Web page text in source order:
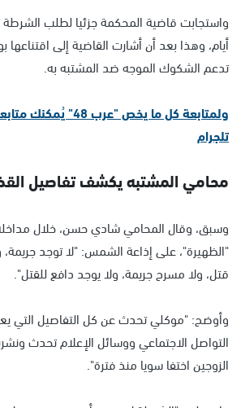
واستجابت قاضية المحكمة جزئيا لطلب
أيام، وهذا بعد أن أشارت القاضية إلى
تدعم الشكوك الموجه ضد المشتبه به.
ولمتابعة كل ما يخص "عرب
تلجرام
محامي المشتبه يكشف تفاصيل
وسبق، وقال المحامي شادي حسن، خلال
"الظهيرة"، على إذاعة الشمس: "لا توجد جريمة،
قتل، ولا مسرح جريمة، ولا يوجد دافع للقتل".
وأوضح: "موكلي تحدث عن كل التفاصيل التي
التواصل الاجتماعي ووسائل الإعلام تحدث
الزوجين اختفا سويا منذ فترة".